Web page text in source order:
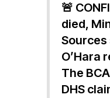
🚨
died,
Sources
O’Hara
The
DHS